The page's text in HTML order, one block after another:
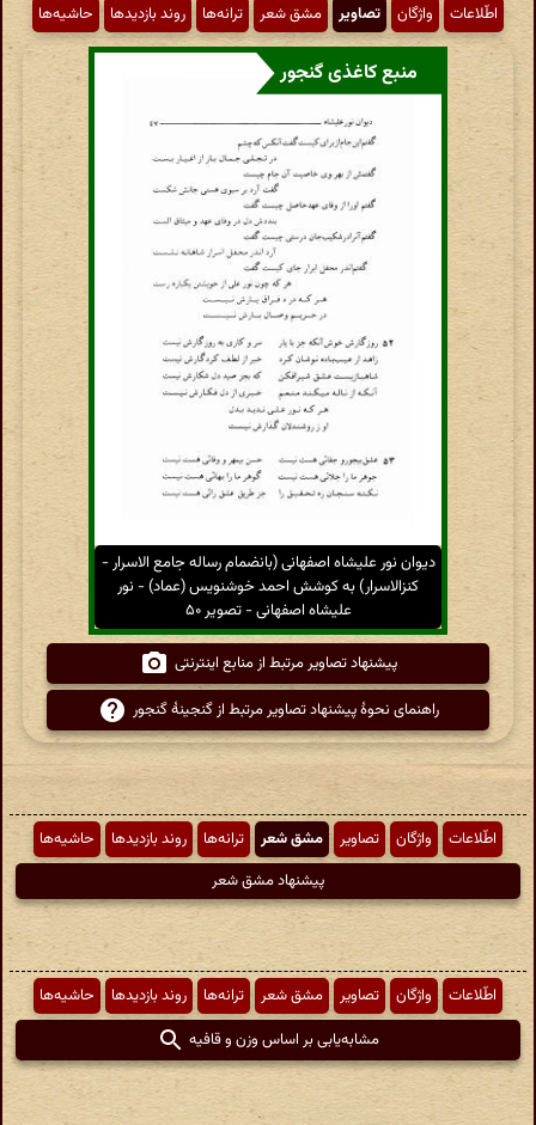
اطّلاعات واژگان تصاویر مشق شعر ترانه‌ها روند بازدیدها حاشیه‌ها
منبع کاغذی گنجور
دیوان نور علیشاه اصفهانی (بانضمام رساله جامع الاسرار -
کنزالاسرار) به کوشش احمد خوشنویس (عماد) - نور
علیشاه اصفهانی - تصویر ۵۰
پیشنهاد تصاویر مرتبط از منابع اینترنتی
راهنمای نحوهٔ پیشنهاد تصاویر مرتبط از گنجینهٔ گنجور
اطّلاعات واژگان تصاویر مشق شعر ترانه‌ها روند بازدیدها
حاشیه‌ها
پیشنهاد مشق شعر
اطّلاعات واژگان تصاویر مشق شعر ترانه‌ها روند بازدیدها
حاشیه‌ها
مشابه‌یابی بر اساس وزن و قافیه